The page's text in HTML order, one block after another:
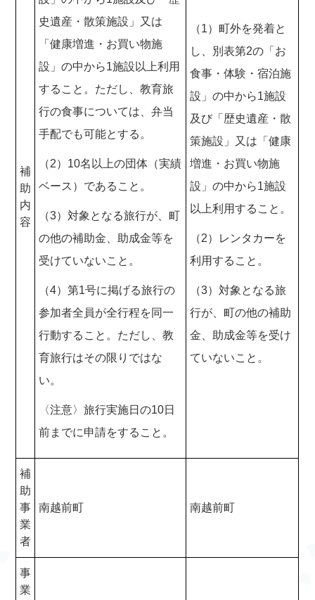
補
助
内
容
史遺産・散策施設」又は
「健康増進・お買い物施
設」の中から1施設以上利用
すること。ただし、教育旅
行の食事については、弁当
手配でも可能とする。
（2）10名以上の団体（実績
ベース）であること。
（3）対象となる旅行が、町
の他の補助金、助成金等を
受けていないこと。
（4）第1号に掲げる旅行の
参加者全員が全行程を同一
行動すること。ただし、教
育旅行はその限りではな
い。
〈注意〉旅行実施日の10日
前までに申請をすること。
（1）町外を発着と
し、別表第2の「お
食事・体験・宿泊施
設」の中から1施設
及び「歴史遺産・散
策施設」又は「健康
増進・お買い物施
設」の中から1施設
以上利用すること。
（2）レンタカーを
利用すること。
（3）対象となる旅
行が、町の他の補助
金、助成金等を受け
ていないこと。
補
助
事
業
者
南越前町 南越前町
事
業